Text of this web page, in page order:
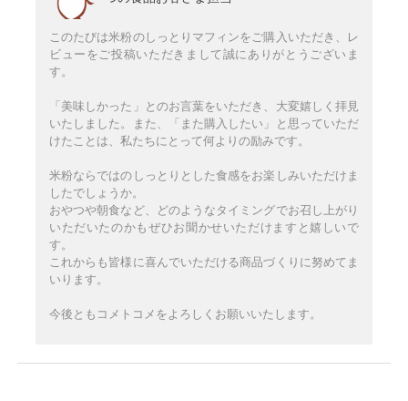
このたびは米粉のしっとりマフィンをご購入いただき、レ
ビューをご投稿いただきまして誠にありがとうございま
す。
「美味しかった」とのお言葉をいただき、大変嬉しく拝見
いたしました。また、「また購入したい」と思っていただ
けたことは、私たちにとって何よりの励みです。
米粉ならではのしっとりとした食感をお楽しみいただけま
したでしょうか。
おやつや朝食など、どのようなタイミングでお召し上がり
いただいたのかもぜひお聞かせいただけますと嬉しいで
す。
これからも皆様に喜んでいただける商品づくりに努めてま
いります。
今後ともコメトコメをよろしくお願いいたします。